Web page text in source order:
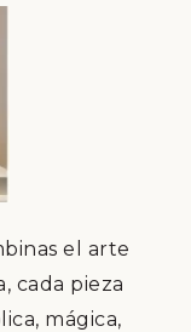
el arte
cada pieza
mágica,